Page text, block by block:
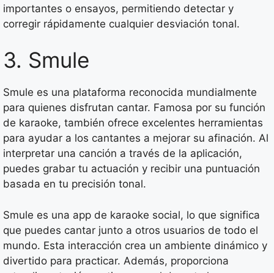
importantes o ensayos, permitiendo detectar y
corregir rápidamente cualquier desviación tonal.
3. Smule
Smule es una plataforma reconocida mundialmente
para quienes disfrutan cantar. Famosa por su función
de karaoke, también ofrece excelentes herramientas
para ayudar a los cantantes a mejorar su afinación. Al
interpretar una canción a través de la aplicación,
puedes grabar tu actuación y recibir una puntuación
basada en tu precisión tonal.
Smule es una app de karaoke social, lo que significa
que puedes cantar junto a otros usuarios de todo el
mundo. Esta interacción crea un ambiente dinámico y
divertido para practicar. Además, proporciona